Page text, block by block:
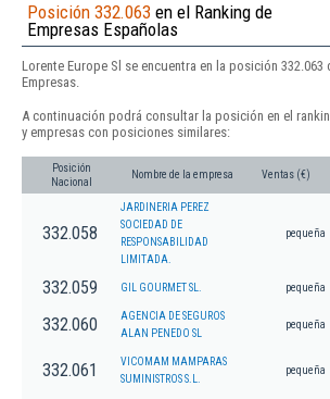
Posición 332.063 en el Ranking de
Empresas Españolas
Lorente Europe Sl se encuentra en la posición 332.063
Empresas.
A continuación podrá consultar la posición en el
y empresas con posiciones similares:
Posición
Nacional
Nombre de la empresa Ventas (€)
332.058
JARDINERIA PEREZ
SOCIEDAD DE
RESPONSABILIDAD
LIMITADA.
pequeña
332.059 GIL GOURMET SL. pequeña
332.060
AGENCIA DE SEGUROS
ALAN PENEDO SL
pequeña
332.061
VICOMAM MAMPARAS
SUMINISTROS S.L.
pequeña